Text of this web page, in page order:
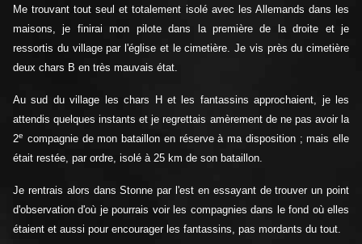
Me trouvant tout seul et totalement isolé avec les Allemands dans les
maisons, je finirai mon pilote dans la première de la droite et je
ressortis du village par l'église et le cimetière. Je vis près du cimetière
deux chars B en très mauvais état.
Au sud du village les chars H et les fantassins approchaient, je les
attendis quelques instants et je regrettais amèrement de ne pas avoir la
2e compagnie de mon bataillon en réserve à ma disposition ; mais elle
était restée, par ordre, isolé à 25 km de son bataillon.
Je rentrais alors dans Stonne par l'est en essayant de trouver un point
d'observation d'où je pourrais voir les compagnies dans le fond où elles
étaient et aussi pour encourager les fantassins, pas mordants du tout.